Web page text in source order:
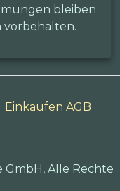
bleiben
vorbehalten.
Einkaufen AGB
Alle Rechte